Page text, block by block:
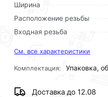
Ширина
Расположение резьбы
Входная резьба
См. все характеристики
Комплектация: Упаковка,
Доставка до 12.08